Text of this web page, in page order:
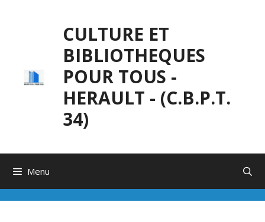
CULTURE ET
BIBLIOTHEQUES
POUR TOUS -
HERAULT - (C.B.P.T.
34)
Menu